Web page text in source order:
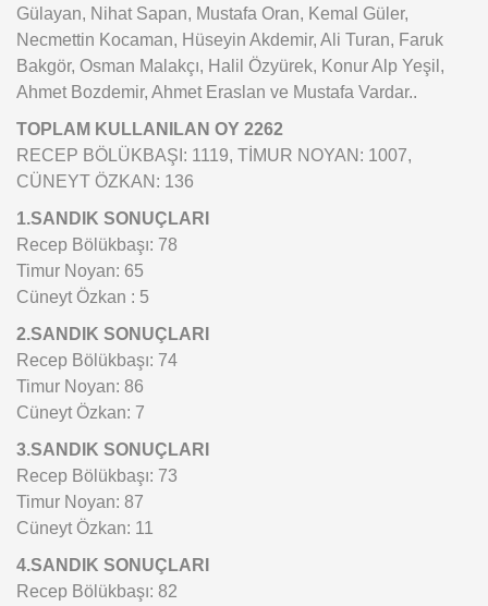
Gülayan, Nihat Sapan, Mustafa Oran, Kemal Güler,
Necmettin Kocaman, Hüseyin Akdemir, Ali Turan, Faruk
Bakgör, Osman Malakçı, Halil Özyürek, Konur Alp Yeşil,
Ahmet Bozdemir, Ahmet Eraslan ve Mustafa Vardar..
TOPLAM KULLANILAN OY 2262
RECEP BÖLÜKBAŞI: 1119, TİMUR NOYAN: 1007,
CÜNEYT ÖZKAN: 136
1.SANDIK SONUÇLARI
Recep Bölükbaşı: 78
Timur Noyan: 65
Cüneyt Özkan : 5
2.SANDIK SONUÇLARI
Recep Bölükbaşı: 74
Timur Noyan: 86
Cüneyt Özkan: 7
3.SANDIK SONUÇLARI
Recep Bölükbaşı: 73
Timur Noyan: 87
Cüneyt Özkan: 11
4.SANDIK SONUÇLARI
Recep Bölükbaşı: 82